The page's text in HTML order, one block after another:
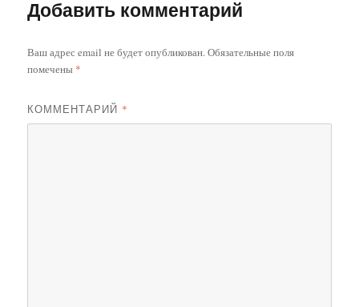
Добавить комментарий
Ваш адрес email не будет опубликован.Обязательные поля
помечены *
КОММЕНТАРИЙ *